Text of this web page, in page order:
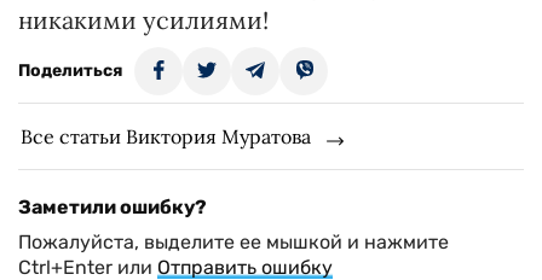
никакими усилиями!
Поделиться
Все статьи Виктория Муратова
Заметили ошибку?
Пожалуйста, выделите ее мышкой и нажмите
Ctrl+Enter или Отправить ошибку